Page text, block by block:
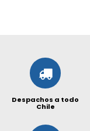
Despachos a todo
Chile